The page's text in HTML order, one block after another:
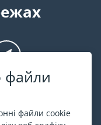
файли
файли cookie
Києва та інших міст